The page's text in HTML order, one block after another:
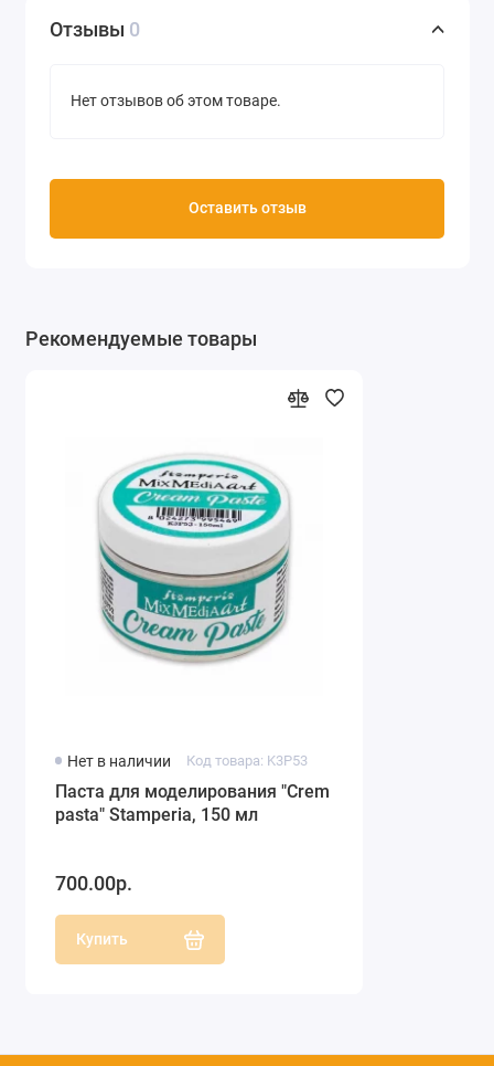
Отзывы 0
Нет отзывов об этом товаре.
Оставить отзыв
Рекомендуемые товары
Нет в наличии Код товара: K3P53
Паста для моделирования "Crеm
pasta" Stamperia, 150 мл
700.00р.
Купить